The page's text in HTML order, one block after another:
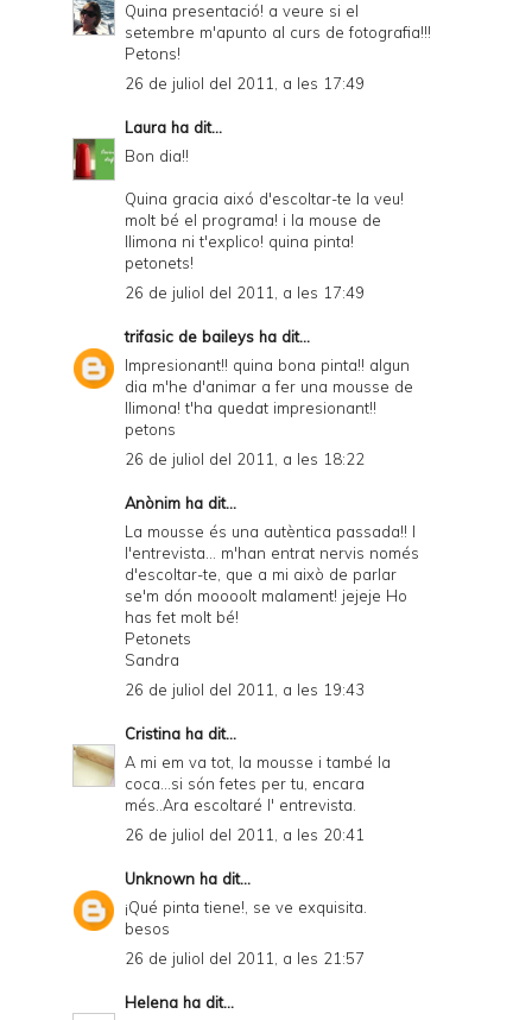
Quina presentació! a veure si el
setembre m'apunto al curs de fotografia!!!
Petons!
26 de juliol del 2011, a les 17:49
Laura ha dit...
Bon dia!!
Quina gracia aixó d'escoltar-te la veu!
molt bé el programa! i la mouse de
llimona ni t'explico! quina pinta!
petonets!
26 de juliol del 2011, a les 17:49
trifasic de baileys ha dit...
Impresionant!! quina bona pinta!! algun
dia m'he d'animar a fer una mousse de
llimona! t'ha quedat impresionant!!
petons
26 de juliol del 2011, a les 18:22
Anònim ha dit...
La mousse és una autèntica passada!! I
l'entrevista... m'han entrat nervis només
d'escoltar-te, que a mi això de parlar
se'm dón moooolt malament! jejeje Ho
has fet molt bé!
Petonets
Sandra
26 de juliol del 2011, a les 19:43
Cristina ha dit...
A mi em va tot, la mousse i també la
coca...si són fetes per tu, encara
més..Ara escoltaré l' entrevista.
26 de juliol del 2011, a les 20:41
Unknown ha dit...
¡Qué pinta tiene!, se ve exquisita.
besos
26 de juliol del 2011, a les 21:57
Helena ha dit...